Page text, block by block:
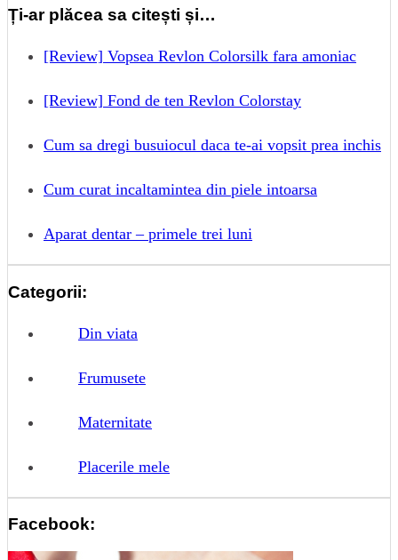
Ți-ar plăcea sa citești și…
[Review] Vopsea Revlon Colorsilk fara amoniac
[Review] Fond de ten Revlon Colorstay
Cum sa dregi busuiocul daca te-ai vopsit prea inchis
Cum curat incaltamintea din piele intoarsa
Aparat dentar – primele trei luni
Categorii:
Din viata
Frumusete
Maternitate
Placerile mele
Facebook: